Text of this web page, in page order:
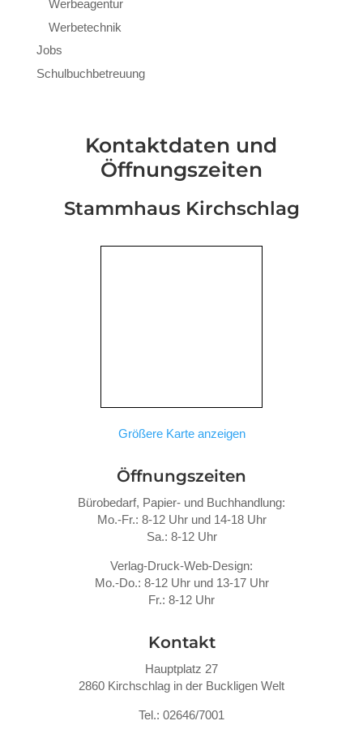
Werbeagentur
Werbetechnik
Jobs
Schulbuchbetreuung
Kontaktdaten und
Öffnungszeiten
Stammhaus Kirchschlag
Größere Karte anzeigen
Öffnungszeiten
Bürobedarf, Papier- und Buchhandlung:
Mo.-Fr.: 8-12 Uhr und 14-18 Uhr
Sa.: 8-12 Uhr
Verlag-Druck-Web-Design:
Mo.-Do.: 8-12 Uhr und 13-17 Uhr
Fr.: 8-12 Uhr
Kontakt
Hauptplatz 27
2860 Kirchschlag in der Buckligen Welt
Tel.: 02646/7001